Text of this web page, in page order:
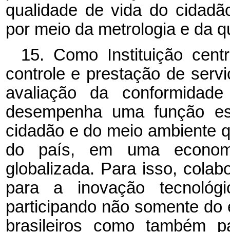
qualidade de vida do
por meio da metrologia e da
15. Como Instituição
controle e prestação de
avaliação da
desempenha uma função
cidadão e do meio ambiente
do país, em uma
globalizada. Para isso,
para a inovação
participando não somente
brasileiros como também